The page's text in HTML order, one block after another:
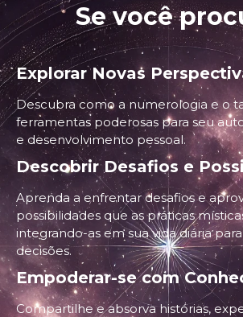
Se você
Explorar Novas
Descubra como a numerologia e o
ferramentas poderosas para seu
e desenvolvimento pessoal.
Descobrir Desafios e
Aprenda a enfrentar desafios e
possibilidades que as práticas
integrando-as em sua vida diária
decisões.
Empoderar-se com
Compartilhe e absorva histórias,